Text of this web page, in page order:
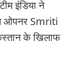
इंडिया ने
ओपनर Smriti
के ख‍िलाफ